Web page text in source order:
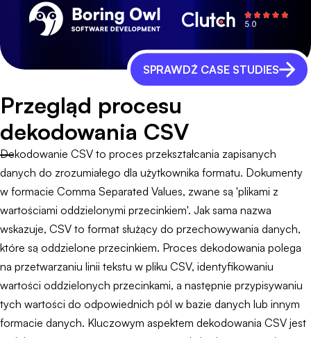
SPRAWDŹ CASE STUDIES
Przegląd procesu
dekodowania CSV
Dekodowanie CSV to proces przekształcania zapisanych
danych do zrozumiałego dla użytkownika formatu. Dokumenty
w formacie Comma Separated Values, zwane są 'plikami z
wartościami oddzielonymi przecinkiem'. Jak sama nazwa
wskazuje, CSV to format służący do przechowywania danych,
które są oddzielone przecinkiem. Proces dekodowania polega
na przetwarzaniu linii tekstu w pliku CSV, identyfikowaniu
wartości oddzielonych przecinkami, a następnie przypisywaniu
tych wartości do odpowiednich pól w bazie danych lub innym
formacie danych. Kluczowym aspektem dekodowania CSV jest